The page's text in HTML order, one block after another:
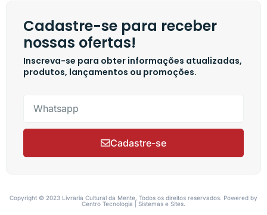
Cadastre-se para receber
nossas ofertas!
Inscreva-se para obter informações atualizadas,
produtos, lançamentos ou promoções.
Cadastre-se
Copyright © 2023 Livraria Cultural da Mente, Todos os direitos reservados. Powered by
Centro Tecnologia | Sistemas e Sites.